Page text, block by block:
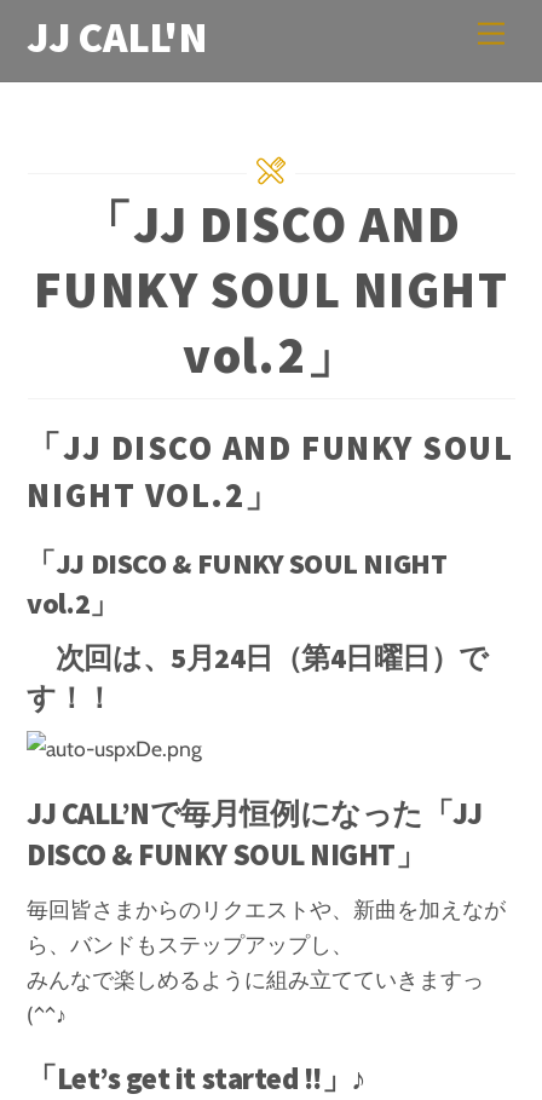
content
JJ CALL'N
「JJ DISCO AND
FUNKY SOUL NIGHT
vol.2」
「JJ DISCO AND FUNKY SOUL
NIGHT VOL.2」
「JJ DISCO & FUNKY SOUL NIGHT
vol.2」
次回は、5月24日（第4日曜日）で
す！！
JJ CALL’Nで毎月恒例になった「JJ
DISCO & FUNKY SOUL NIGHT」
毎回皆さまからのリクエストや、新曲を加えなが
ら、バンドもステップアップし、
みんなで楽しめるように組み立てていきますっ
(^^♪
「Let’s get it started !!」♪